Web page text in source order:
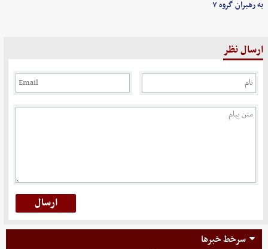
به رهبران گروه ۷
ارسال نظر
سرخط خبرها